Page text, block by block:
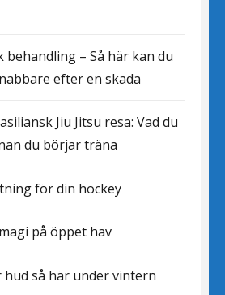
behandling – Så här kan du
efter en skada
Jiu Jitsu resa: Vad du
du börjar träna
för din hockey
på öppet hav
hud så här under vintern